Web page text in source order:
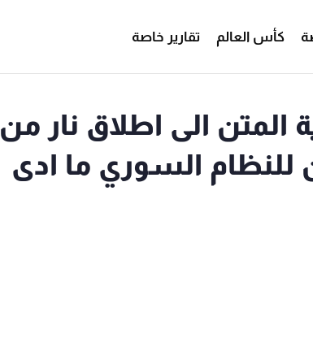
كأس العالم تقارير خاصة
المتن الى اطلاق نار من
للنظام السوري ما ادى